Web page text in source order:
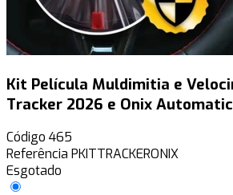
Kit Película Muldimitia e
Tracker 2026 e Onix
Código 465
Referência PKITTRACKERONIX
Esgotado